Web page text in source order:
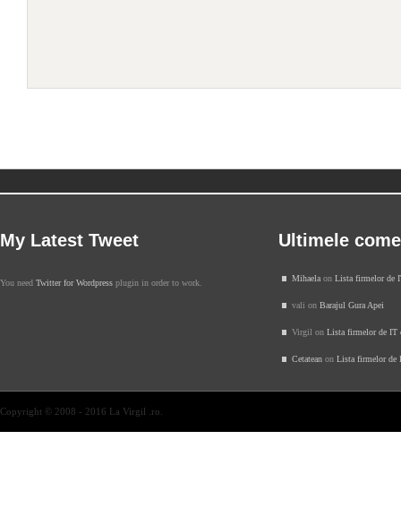
My Latest Tweet
You need Twitter for Wordpress plugin in order to work.
Ultimele
Mihaela on Lista firmelor de
vali on Barajul Gura Apei
Virgil on Lista firmelor de IT
Cetatean on Lista firmelor de
Copyright © 2008 - 2016 La Virgil .ro.